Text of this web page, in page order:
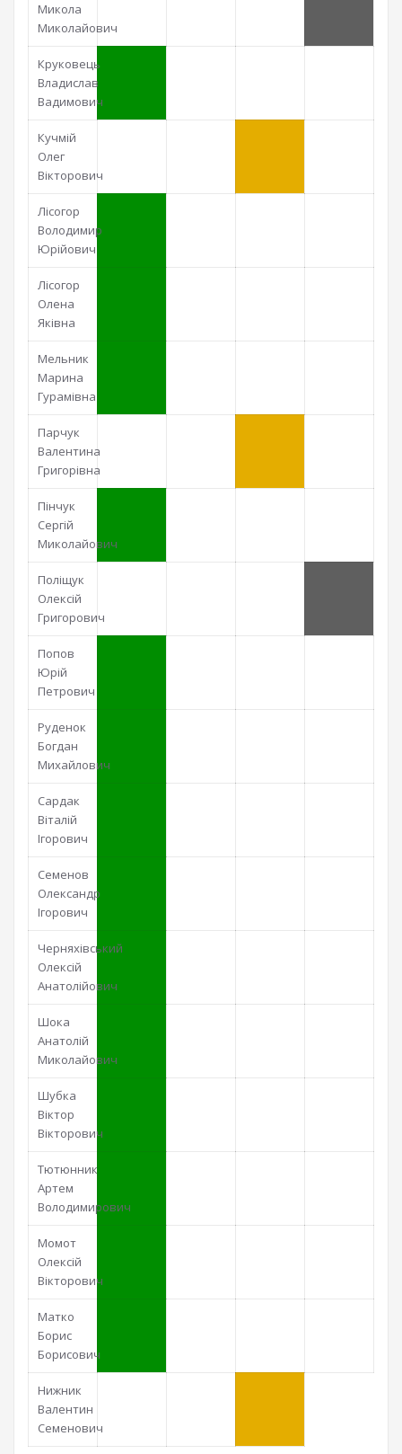
Микола
Миколайович
Круковець
Владислав
Вадимович
Кучмій
Олег
Вікторович
Лісогор
Володимир
Юрійович
Лісогор
Олена
Яківна
Мельник
Марина
Гурамівна
Парчук
Валентина
Григорівна
Пінчук
Сергій
Миколайович
Поліщук
Олексій
Григорович
Попов
Юрій
Петрович
Руденок
Богдан
Михайлович
Сардак
Віталій
Ігорович
Семенов
Олександр
Ігорович
Черняхівський
Олексій
Анатолійович
Шока
Анатолій
Миколайович
Шубка
Віктор
Вікторович
Тютюнник
Артем
Володимирович
Момот
Олексій
Вікторович
Матко
Борис
Борисович
Нижник
Валентин
Семенович